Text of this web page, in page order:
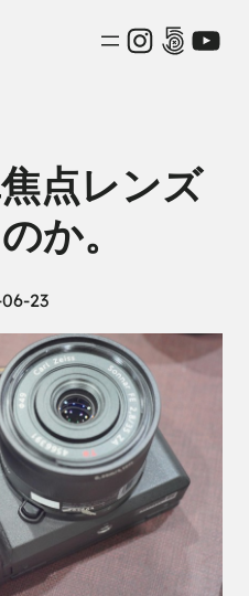
500px
点レンズ
か。
23